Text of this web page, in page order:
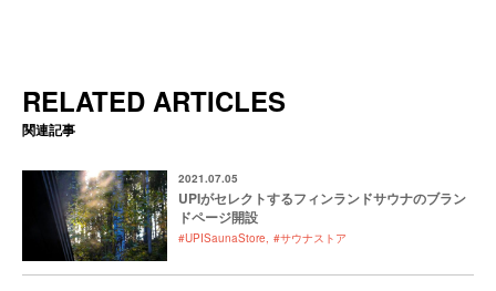
RELATED ARTICLES
関連記事
2021.07.05
UPIがセレクトするフィンランドサウナのブラン
ドページ開設
#UPISaunaStore #サウナストア